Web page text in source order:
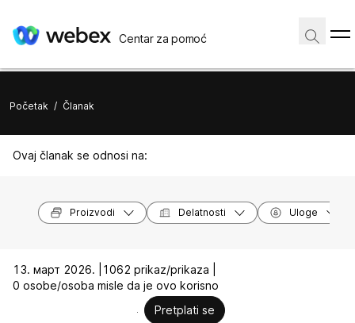
Centar za pomoć
Početak / Članak
Ovaj članak se odnosi na:
Proizvodi Delatnosti Uloge
13. март 2026. |
1062 prikaz/prikaza |
0 osobe/osoba misle da je ovo korisno
Pretplati se